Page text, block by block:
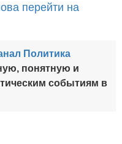
перейти на
Политика
понятную и
событиям в